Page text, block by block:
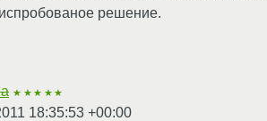
испробованое решение.
★★★★★
18:35:53 +00:00